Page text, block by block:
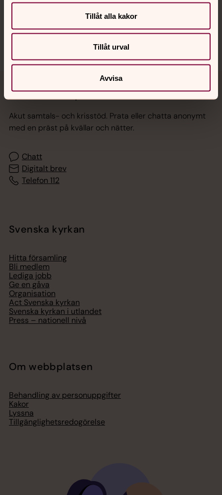
Tillåt alla kakor
Tillåt urval
Avvisa
Jourhavande präst
Akut samtals- och krisstöd. Prata eller chatta anonymt
med en präst på kvällar och nätter.
Chatt
Digitalt brev
Telefon 112
Svenska kyrkan
Hitta församling
Bli medlem
Lediga jobb
Ge en gåva
Organisation
Act Svenska kyrkan
Svenska kyrkan i utlandet
Press – nationell nivå
Om webbplatsen
Behandling av personuppgifter
Kakor
Lyssna
Tillgänglighetsredogörelse